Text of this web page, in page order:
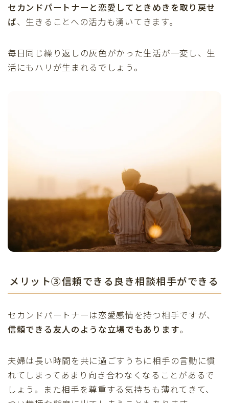
セカンドパートナーと恋愛してときめきを取り戻せ
ば、生きることへの活力も湧いてきます。
毎日同じ繰り返しの灰色がかった生活が一変し、生
活にもハリが生まれるでしょう。
メリット③信頼できる良き相談相手ができる
セカンドパートナーは恋愛感情を持つ相手ですが、
信頼できる友人のような立場でもあります。
夫婦は長い時間を共に過ごすうちに相手の言動に慣
れてしまってあまり向き合わなくなることがあるで
しょう。また相手を尊重する気持ちも薄れてきて、